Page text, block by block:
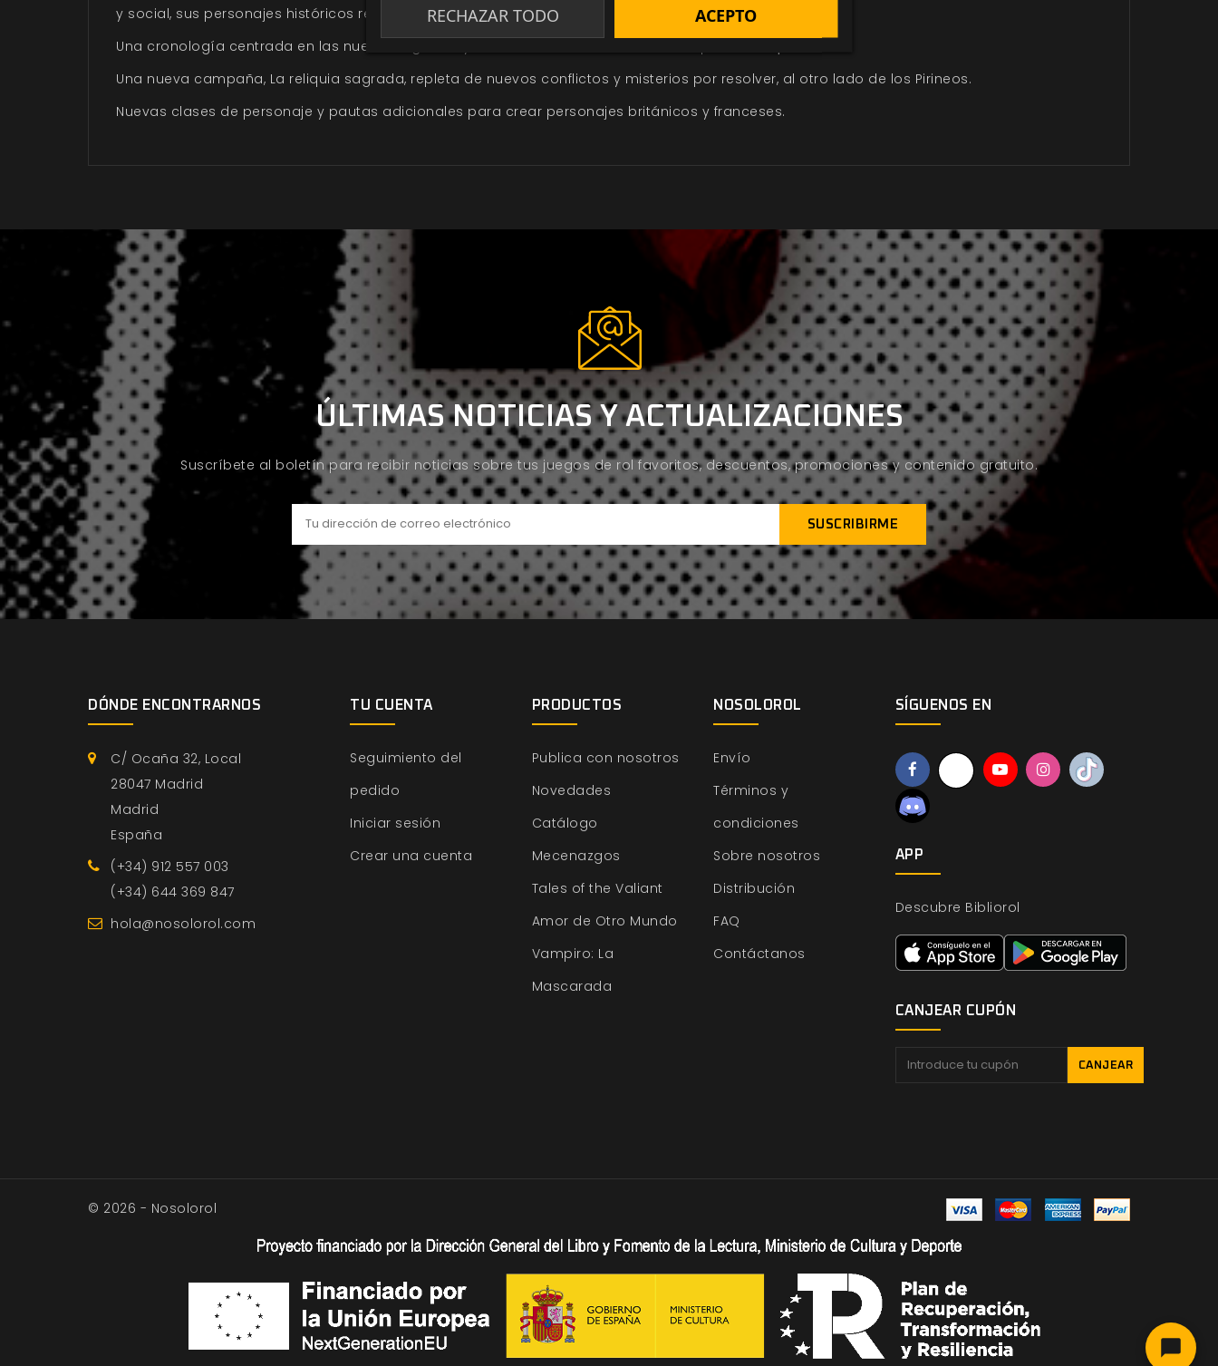
y social, sus personajes históricos relevantes y sus criaturas irracionales.
Una cronología centrada en las nuevas regiones y los reinos aledaños durante la época de
Una nueva campaña, La reliquia sagrada, repleta de nuevos conflictos y misterios por resolver, al otro lado de los Pirineos.
Nuevas clases de personaje y pautas adicionales para crear personajes británicos y franceses.
ÚLTIMAS NOTICIAS Y ACTUALIZACIONES
Suscríbete al boletín para recibir noticias sobre tus juegos de rol favoritos, descuentos, promociones y contenido gratuito.
DÓNDE ENCONTRARNOS
C/ Ocaña 32, Local
28047 Madrid
Madrid
España
(+34) 912 557 003
(+34) 644 369 847
hola@nosolorol.com
TU CUENTA
Seguimiento del
pedido
Iniciar sesión
Crear una cuenta
PRODUCTOS
Publica con nosotros
Novedades
Catálogo
Mecenazgos
Tales of the Valiant
Amor de Otro Mundo
Vampiro: La
Mascarada
NOSOLOROL
Envío
Términos y
condiciones
Sobre nosotros
Distribución
FAQ
Contáctanos
SÍGUENOS EN
RECHAZAR TODO ACEPTO
APP
Descubre Bibliorol
CANJEAR CUPÓN
CANJEAR
© 2026 - Nosolorol